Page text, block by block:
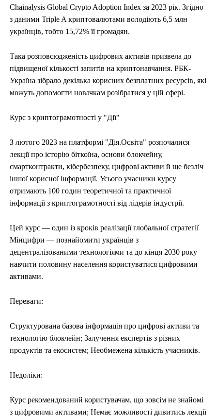
УКРАЇНА ВІЙНА СВІТ ПОЛІТИКА
ЕКОНОМІКА СПОРТ ТЕХНОЛОГІЇ
УКРАЇНА ВІЙНА СВІТ ПОЛІТИКА
ЕКОНОМІКА СПОРТ ТЕХНОЛОГІЇ
СПОРТ ТЕХНОЛОГІЇ
СПОРТ ТЕХНОЛОГІЇ
Chainalysis Global Crypto Adoption Index за 2023 рік. Згідно
з даними Triple A криптовалютами володіють 6,5 млн
українців, тобто 15,72% її громадян.
Така розповсюдженість цифрових активів призвела до
підвищеної кількості запитів на криптонавчання. РБК-
Україна зібрало декілька корисних безплатних ресурсів, які
можуть допомогти новачкам розібратися у цій сфері.
Курс з криптограмотності у "Дії"
З лютого 2023 на платформі "Дія.Освіта" розпочалися
лекції про історію біткоїна, основи блокчейну,
смартконтракти, кібербезпеку, цифрові активи й ще безліч
іншої корисної інформації. Усього учасники курсу
отримають 100 годин теоретичної та практичної
інформації з криптограмотності від лідерів індустрії.
Цей курс — один із кроків реалізації глобальної стратегії
Мінцифри — познайомити українців з
децентралізованими технологіями та до кінця 2030 року
навчити половину населення користуватися цифровими
активами.
Переваги:
Структурована базова інформація про цифрові активи та
технологію блокчейн; Залучення експертів з різних
продуктів та екосистем; Необмежена кількість учасників.
Недоліки:
Курс рекомендований користувачам, що зовсім не знайомі
з цифровими активами; Немає можливості дивитись лекції